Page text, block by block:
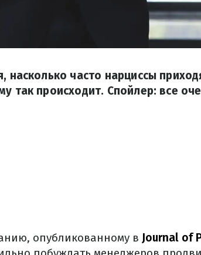
насколько часто нарциссы
так происходит. Спойлер: все
опубликованному в Journal of